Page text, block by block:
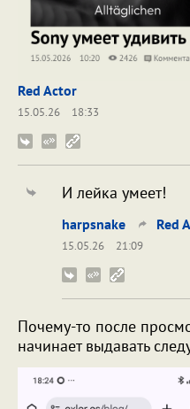
Red Actor
15.05.26
18:33
И лейка умеет!
harpsnake Red
15.05.26
21:09
Почему-то после
начинает выдавать